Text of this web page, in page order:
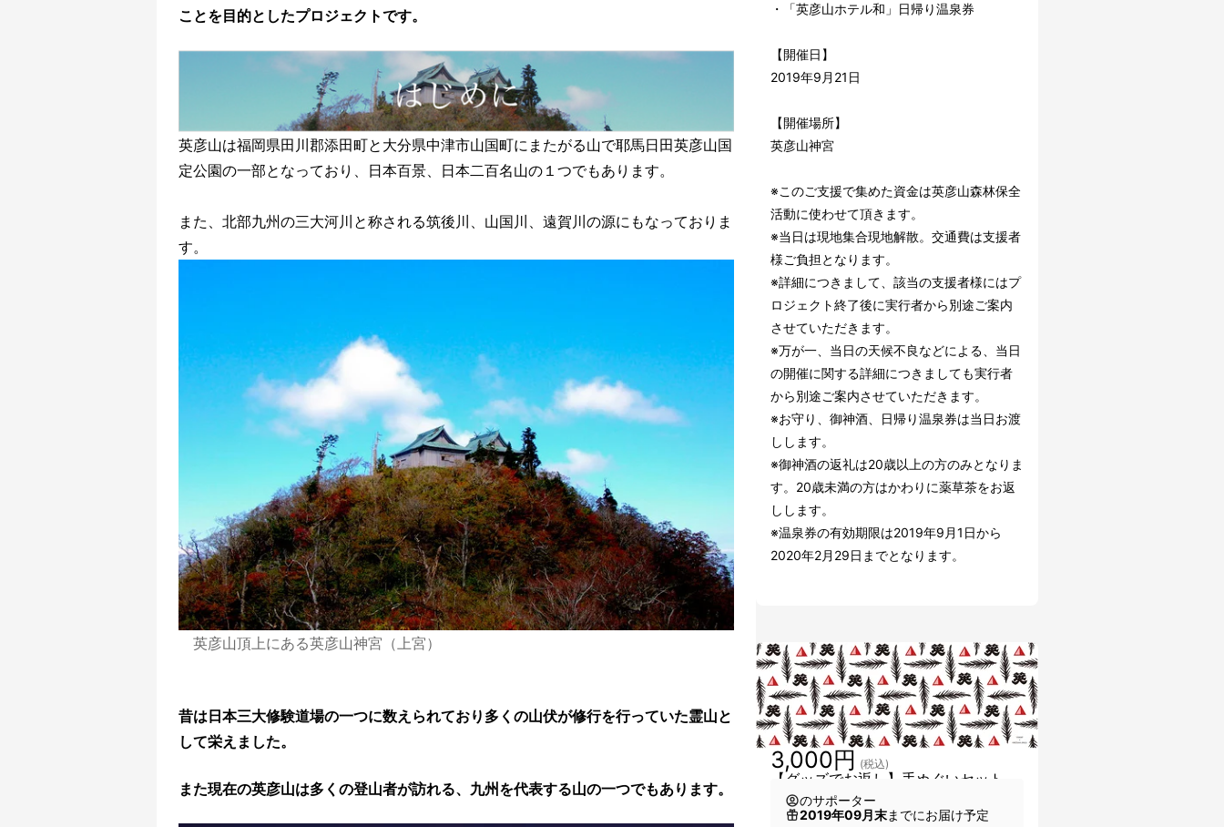
ことを目的としたプロジェクトです。
英彦山は福岡県田川郡添田町と大分県中津市山国町にまたがる山で耶馬日田英彦山国
定公園の一部となっており、日本百景、日本二百名山の１つでもあります。
また、北部九州の三大河川と称される筑後川、山国川、遠賀川の源にもなっておりま
す。
英彦山頂上にある英彦山神宮（上宮）
昔は日本三大修験道場の一つに数えられており多くの山伏が修行を行っていた霊山と
して栄えました。
また現在の英彦山は多くの登山者が訪れる、九州を代表する山の一つでもあります。
・「英彦山ホテル和」日帰り温泉券
【開催日】
2019年9月21日
【開催場所】
英彦山神宮
※このご支援で集めた資金は英彦山森林保全
活動に使わせて頂きます。
※当日は現地集合現地解散。交通費は支援者
様ご負担となります。
※詳細につきまして、該当の支援者様にはプ
ロジェクト終了後に実行者から別途ご案内
させていただきます。
※万が一、当日の天候不良などによる、当日
の開催に関する詳細につきましても実行者
から別途ご案内させていただきます。
※お守り、御神酒、日帰り温泉券は当日お渡
しします。
※御神酒の返礼は20歳以上の方のみとなりま
す。20歳未満の方はかわりに薬草茶をお返
しします。
※温泉券の有効期限は2019年9月1日から
2020年2月29日までとなります。
【グッズでお返し】手ぬぐいセット
3,000円 (税込)
のサポーター
2019年09月末までにお届け予定